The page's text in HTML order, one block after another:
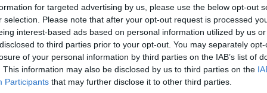
for targeted advertising by us, please use the below opt-out
selection. Please note that after your opt-out request is processed
interest-based ads based on personal information utilized by us
to third parties prior to your opt-out. You may separately
of your personal information by third parties on the IAB’s list of
This information may also be disclosed by us to third parties on the
Participants that may further disclose it to other third parties.
της εν λόγω μετάλλαξης έχουν
κρυολογήματος, ωστόσο το εξαιρετικά μεταδοτικό
στα μάτια, σαν επιπεφυκίτιδα.
γενική γιατρός, δρ. Νίνα Άσλαμ, προειδοποιεί
παραλλαγή, μπορεί να εμφανίσουν κάτι τέτοιο.